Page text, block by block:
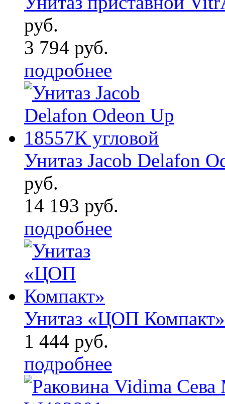
руб.
3 794 руб.
подробнее
Унитаз Jacob Delafon
руб.
14 193 руб.
подробнее
Унитаз «ЦОП Компакт»
1 444 руб.
подробнее